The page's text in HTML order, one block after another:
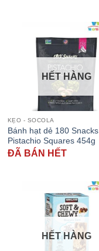
HẾT HÀNG
KẸO - SOCOLA
Bánh hạt dẻ 180 Snacks
Pistachio Squares 454g
ĐÃ BÁN HẾT
HẾT HÀNG